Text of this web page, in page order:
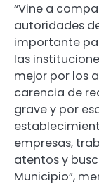
“Vine a
autoridades
importante
las
mejor por los
carencia de
grave y por
empresas,
atentos y
Municipio”,